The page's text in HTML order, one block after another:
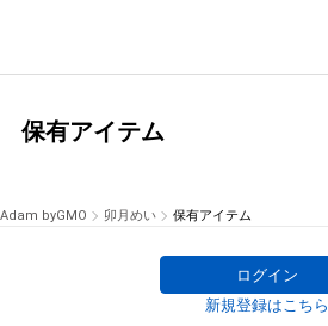
保有アイテム
Adam byGMO 卯月めい 保有アイテム
ログイン
新規登録はこちら